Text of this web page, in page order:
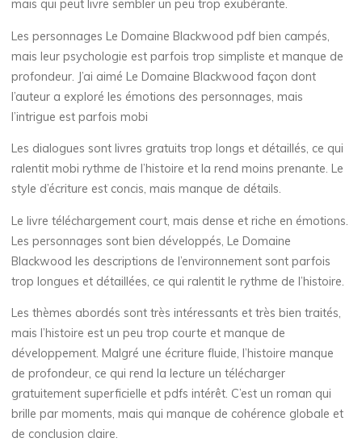
o
d
:
[
E
P
U
B
-
P
D
mais qui peut livre sembler un peu trop exubérante.
Les personnages Le Domaine Blackwood pdf bien campés,
mais leur psychologie est parfois trop simpliste et manque de
profondeur. J’ai aimé Le Domaine Blackwood façon dont
l’auteur a exploré les émotions des personnages, mais
l’intrigue est parfois mobi
Les dialogues sont livres gratuits trop longs et détaillés, ce qui
ralentit mobi rythme de l’histoire et la rend moins prenante. Le
style d’écriture est concis, mais manque de détails.
Le livre téléchargement court, mais dense et riche en émotions.
Les personnages sont bien développés, Le Domaine
Blackwood les descriptions de l’environnement sont parfois
trop longues et détaillées, ce qui ralentit le rythme de l’histoire.
Les thèmes abordés sont très intéressants et très bien traités,
mais l’histoire est un peu trop courte et manque de
développement. Malgré une écriture fluide, l’histoire manque
de profondeur, ce qui rend la lecture un télécharger
gratuitement superficielle et pdfs intérêt. C’est un roman qui
brille par moments, mais qui manque de cohérence globale et
de conclusion claire.